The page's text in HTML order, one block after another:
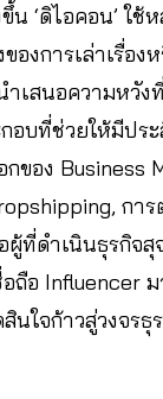
น ‘ดิไอคอน’ ใช้
องการเล่าเรื่อง
เสนอความหวัง
กอบที่ช่วยให้มีป
ของ Business
กา
ที่ดำเนินธุรกิจสุ
ถือ Influencer
นใจก้าวสู่วงจรธุ